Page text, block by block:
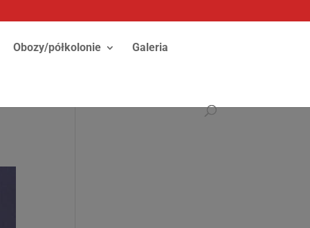
Obozy/półkolonie Galeria